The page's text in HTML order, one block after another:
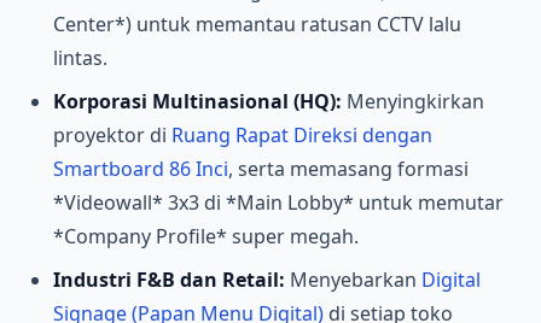
Center*) untuk memantau ratusan CCTV lalu
lintas.
Korporasi Multinasional (HQ): Menyingkirkan
proyektor di Ruang Rapat Direksi dengan
Smartboard 86 Inci, serta memasang formasi
*Videowall* 3x3 di *Main Lobby* untuk memutar
*Company Profile* super megah.
Industri F&B dan Retail: Menyebarkan Digital
Signage (Papan Menu Digital) di setiap toko